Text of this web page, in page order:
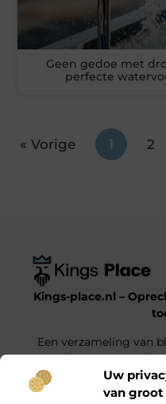
Uw
van groot
Geen gedoe met
perfecte
« Vorige 1 2
Kings-place.nl –
Een verzameling van
onderwerpen uit
Onze informatie